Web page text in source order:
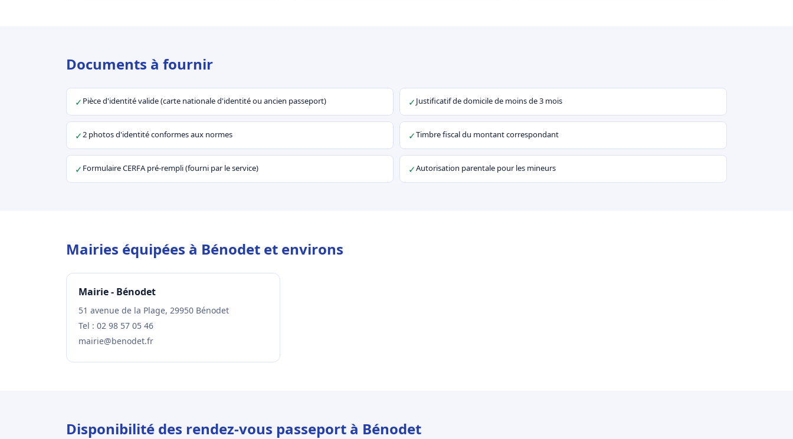
Documents à fournir
✓ Pièce d'identité valide (carte nationale d'identité ou ancien passeport) ✓Justificatif de domicile de moins de 3 mois
✓2 photos d'identité conformes aux normes ✓Timbre fiscal du montant correspondant
✓ Formulaire CERFA pré-rempli (fourni par le service) ✓Autorisation parentale pour les mineurs
Mairies équipées à Bénodet et environs
Mairie - Bénodet
51 avenue de la Plage, 29950 Bénodet
Tel : 02 98 57 05 46
mairie@benodet.fr
Disponibilité des rendez-vous passeport à Bénodet